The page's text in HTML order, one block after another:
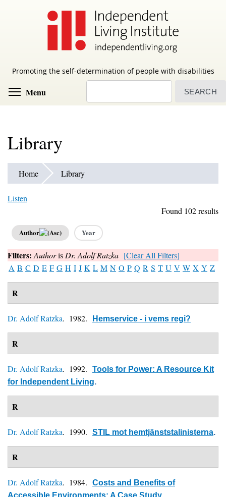
Promoting the self-determination of people with disabilities
Menu
Library
Home Library
Listen
Found 102 results
Author Year
Filters:Authoris Dr. Adolf Ratzka [Clear All Filters]
A B C D E F G H I J K L M N O P Q R S T U V W X Y Z
R
Dr. Adolf Ratzka. 1982. Hemservice - i vems regi?
R
Dr. Adolf Ratzka. 1992.
Tools for Power: A Resource Kit
for Independent Living.
R
Dr. Adolf Ratzka. 1990. STIL mot hemtjänststalinisterna.
R
Dr. Adolf Ratzka. 1984.
Costs and Benefits of